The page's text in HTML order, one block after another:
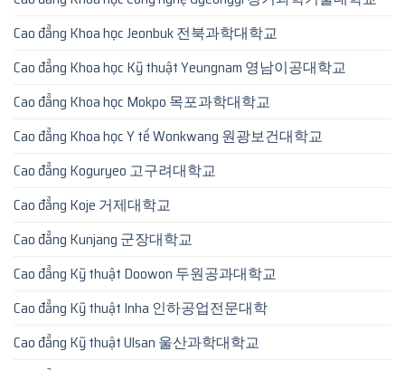
Cao đẳng Khoa học Jeonbuk 전북과학대학교
Cao đẳng Khoa học Kỹ thuật Yeungnam 영남이공대학교
Cao đẳng Khoa học Mokpo 목포과학대학교
Cao đẳng Khoa học Y tế Wonkwang 원광보건대학교
Cao đẳng Koguryeo 고구려대학교
Cao đẳng Koje 거제대학교
Cao đẳng Kunjang 군장대학교
Cao đẳng Kỹ thuật Doowon 두원공과대학교
Cao đẳng Kỹ thuật Inha 인하공업전문대학
Cao đẳng Kỹ thuật Ulsan 울산과학대학교